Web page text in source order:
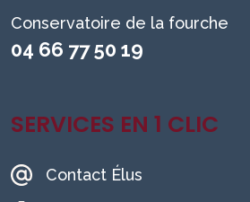
Conservatoire de la fourche
04 66 77 50 19
SERVICES EN 1 CLIC
Contact Élus